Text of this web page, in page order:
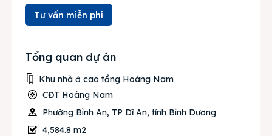
Tư vấn miễn phí
Tổng quan dự án
Khu nhà ở cao tầng Hoàng Nam
CĐT Hoàng Nam
Phường Bình An, TP Dĩ An, tỉnh Bình Dương
4,584.8 m2